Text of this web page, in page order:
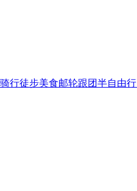
骑行徒步美食邮轮跟团半自由行